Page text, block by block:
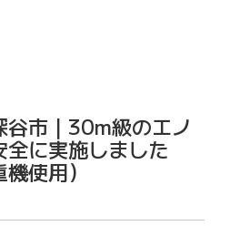
谷市｜30m級のエノ
に実施しました
使用）